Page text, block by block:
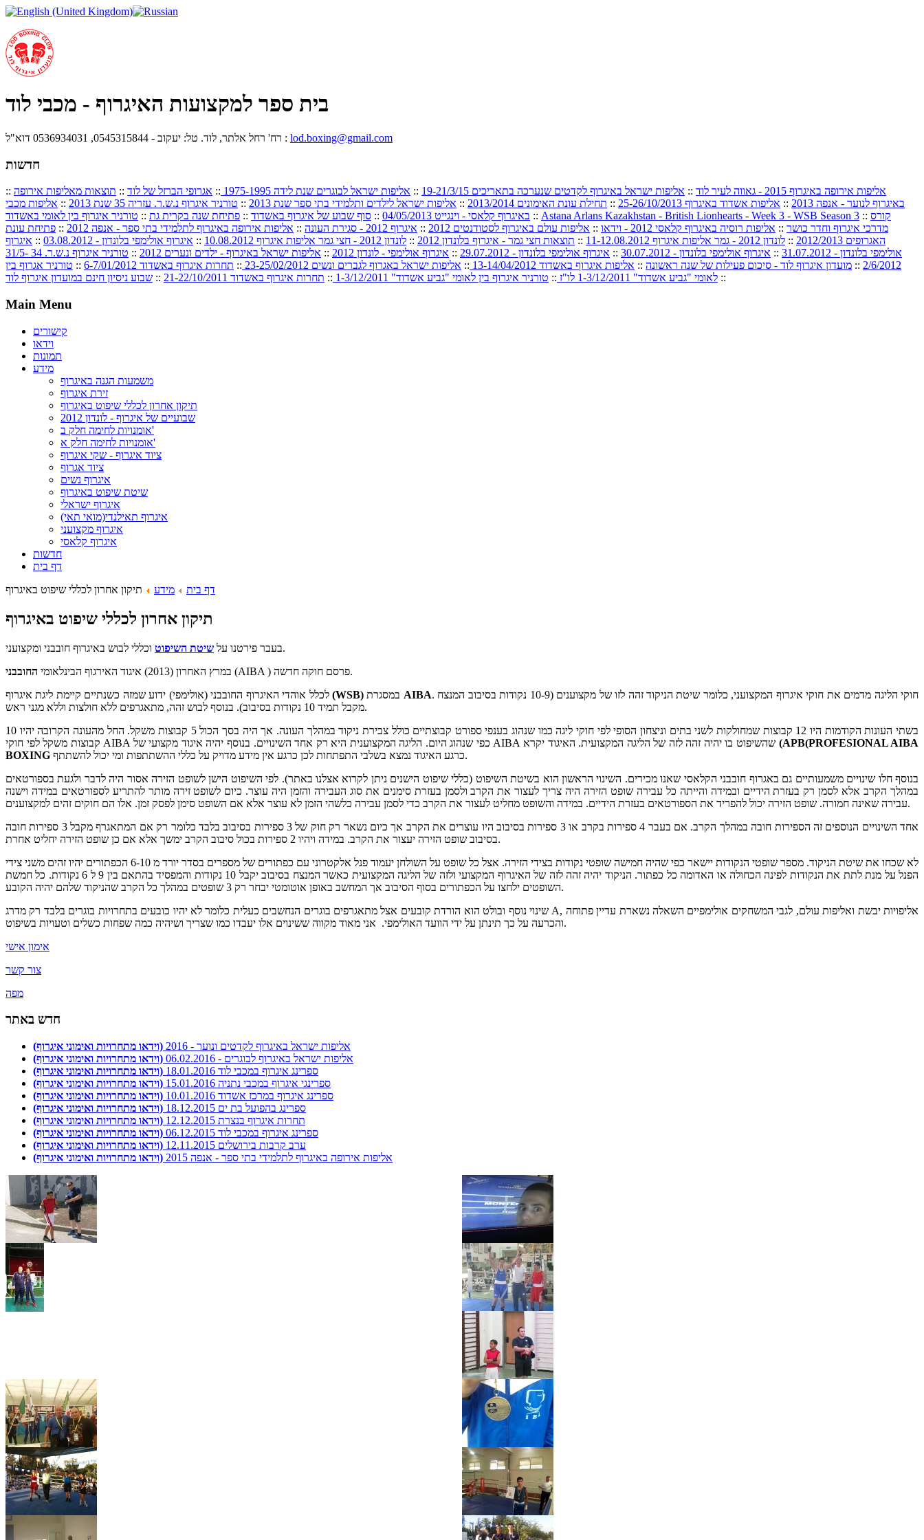
בית ספר למקצועות האיגרוף - מכבי לוד
רח' רחל אלתר, לוד. טל: יעקוב - 0545315844, 0536934031 דוא"ל : lod.boxing@gmail.com
חדשות
:: אליפות אירופה באיגרוף 2015 - גאווה לעיר לוד :: אליפות ישראל באיגרוף לקדטים שנערכה בתאריכים 19-21/3/15 :: אליפות ישראל לבוגרים שנת לידה 1975-1995 :: אגרופי הברזל של לוד :: תוצאות מאליפות אירופה
באיגרוף לנוער - אנפה 2013
:: אליפות אשדוד באיגרוף 25-26/10/2013 :: תחילת עונת האימונים 2013/2014 :: אליפות ישראל לילדים ותלמידי בתי ספר שנת 2013 :: טורניר איגרוף נ.ש.ר. עזריה 35 שנת 2013 :: אליפות מכבי
באיגרוף קלאסי - וינגייט 04/05/2013
:: סוף שבוע של איגרוף באשדוד :: פתיחת שנה בקרית גת :: טורניר איגרוף בין לאומי באשדוד :: Astana Arlans Kazakhstan - British Lionhearts - Week 3 - WSB Season 3 :: קורס
מדרכי איגרוף וחדר כושר :: אליפות רוסיה באיגרוף קלאסי 2012 - וידאו :: אליפות עולם באיגרוף לסטודנטים 2012 :: איגרוף 2012 - סגירת העונה :: אליפות אירופה באיגרוף לתלמידי בתי ספר - אנפה 2012 :: פתיחת עונת
האגרופים 2012/2013
:: לונדון 2012 - גמר אליפות איגרוף 11-12.08.2012 :: תוצאות חצי גמר - איגרוף בלונדון 2012 :: לונדון 2012 - חצי גמר אליפות איגרוף 10.08.2012 :: איגרוף אולימפי בלונדון - 03.08.2012 :: איגרוף
אולימפי בלונדון - 31.07.2012
:: איגרוף אולימפי בלונדון - 30.07.2012 :: איגרוף אולימפי בלונדון - 29.07.2012 :: איגרוף אולימפי - לונדון 2012 :: אליפות ישראל באיגרוף - ילדים ונערים 2012 ::
טורניר איגרוף נ.ש.ר. 34 31/5-
2/6/2012
:: מועדון איגרוף לוד - סיכום פעילות של שנה ראשונה :: אליפות איגרוף באשדוד 13-14/04/2012 :: אליפות ישראל באגרוף לגברים ונשים 23-25/02/2012 :: תחרות איגרוף באשדוד 6-7/01/2012 :: טורניר אגרוף בין
לאומי "גביע אשדוד" 1-3/12/2011 לו"ז
:: טורניר איגרוף בין לאומי "גביע אשדוד" 1-3/12/2011 :: תחרות איגרוף באשדוד 21-22/10/2011 :: שבוע ניסיון חינם במועדון איגרוף לוד ::
Main Menu
קישורים
וידאו
תמונות
מידע
משמעות הגנה באיגרוף
זירת איגרוף
תיקון אחרון לכללי שיפוט באיגרוף
שבועיים של איגרוף - לונדון 2012
אומנויות לחימה חלק ב'
אומנויות לחימה חלק א'
ציוד איגרוף - שקי איגרוף
ציוד אגרוף
איגרוף נשים
שיטת שיפוט באיגרוף
איגרוף ישראלי
איגרוף תאילנדי(מואי תאי)
איגרוף מקצועני
איגרוף קלאסי
חדשות
דף בית
דף בית
מידע תיקון אחרון לכללי שיפוט באיגרוף
תיקון אחרון לכללי שיפוט באיגרוף
בעבר פירטנו על שיטת השיפוט
וכללי לבוש באיגרוף חובבני ומקצועני.
במרץ האחרון (2013) איגוד האירגוף הבינלאומי
החובבני
(AIBA ) פרסם חוקה חדשה.
לכלל אוהדי האיגרוף החובבני (אולימפי) ידוע שמזה כשנתיים קיימת ליגת איגרוף (WSB) AIBA. חוקי הליגה מדמים את חוקי איגרוף המקצועני, כלומר שיטת הניקוד זהה לזו של מקצוענים (10-9 נקודות בסיבוב המנצח
מקבל תמיד 10 נקודות בסיבוב). בנוסף לבוש זהה, מתאגרפים ללא חולצות וללא מגני ראש.
בשתי העונות הקודמות היו 12 קבוצות שמחולקות לשני בתים וניצחון הסופי לפי חוקי ליגה כמו שנהוג בענפי ספורט קבוצתיים כולל צבירת ניקוד במהלך העונה. אך היה בסך הכול 5 קבוצות משקל. החל מהעונה הקרובה יהיו 10
קבוצות משקל לפי חוקי AIBA כפי שנהוג היום. הליגה המקצוענית היא רק אחד השינויים. בנוסף יהיה איגוד מקצועי של AIBA שהשיפוט בו יהיה זהה לזה של הליגה המקצועית. האיגוד יקרא (APB(PROFESIONAL AIBA
BOXING
כרגע האיגוד נמצא בשלבי התפתחות לכן כרגע אין מידע מדויק על כללי ההשתתפות ומי יכול להשתתף.
בנוסף חלו שינויים משמעותיים גם באגרוף חובבני הקלאסי שאנו מכירים. השינוי הראשון הוא בשיטת השיפוט (כללי שיפוט הישנים ניתן לקרוא אצלנו באתר). לפי השיפוט הישן לשופט הזירה אסור היה לדבר ולגעת בספורטאים
במהלך הקרב אלא לסמן רק בעזרת הידיים ובמידה והייתה כל עבירה שופט הזירה היה צריך לעצור את הקרב ולסמן בעזרת סימנים את סוג העבירה והזמן היה עוצר. כיום לשופט זירה מותר להתריע לספורטאים במידה וישנה
עבירה שאינה חמורה. שופט הזירה יכול להפריד את הספורטאים בעזרת הידיים. במידה והשופט מחליט לעצור את הקרב כדי לסמן עבירה כלשהי הזמן לא עוצר אלא אם השופט סימן לפסק זמן. אלו הם חוקים זהים למקצוענים.
אחד השינויים הנוספים זה הספירות חובה במהלך הקרב. אם בעבר 4 ספירות בקרב או 3 ספירות בסיבוב היו עוצרים את הקרב אך כיום נשאר רק חוק של 3 ספירות בסיבוב בלבד כלומר רק אם המתאגרף מקבל 3 ספירות חובה
בסיבוב שופט הזירה יעצור את הקרב. במידה ויהיו 2 ספירות בכול סיבוב הקרב ימשך אלא אם כן שופט הזירה יחליט אחרת.
לא שכחו את שיטת הניקוד. מספר שופטי הנקודות יישאר כפי שהיה חמישה שופטי נקודות בצידי הזירה. אצל כל שופט על השולחן יעמוד פנל אלקטרוני עם כפתורים של מספרים בסדר יורד מ 6-10 הכפתורים יהיו זהים משני צידי
הפנל על מנת לתת את הנקודות לפינה הכחולה או האדומה כל כפתור. הניקוד יהיה זהה לזה של האיגרוף המקצועי ולזה של הליגה המקצועית כאשר המנצח בסיבוב יקבל 10 נקודות והמפסיד בהתאם בין 9 ל 6 נקודות. כל חמשת
השופטים ילחצו על הכפתורים בסוף הסיבוב אך המחשב באופן אוטומטי יבחר רק 3 שופטים במהלך כל הקרב שהניקוד שלהם יהיה הקובע.
שינוי נוסף ובולט הוא הורדת קובעים אצל מתאגרפים בוגרים הנחשבים כעלית כלומר לא יהיו כובעים בתחרויות בוגרים בלבד רק מדרג A, אליפויות יבשת ואליפות עולם, לגבי המשחקים אולימפיים השאלה נשארת עדיין פתוחה
והכרעה על כך תינתן על ידי הוועד האולימפי. אני מאוד מקווה ששינוים אלו יעבדו כמו שצריך ושיהיה כמה שפחות כשלים וטעויות בשיפוט.
אימון אישי
צור קשר
מפה
חדש באתר
אליפות ישראל באיגרוף לקדטים ונוער - 2016
(וידאו מתחרויות ואימוני איגרוף)
אליפות ישראל באיגרוף לבוגרים - 06.02.2016
(וידאו מתחרויות ואימוני איגרוף)
ספרינג איגרוף במכבי לוד 18.01.2016
(וידאו מתחרויות ואימוני איגרוף)
ספרינגי איגרוף במכבי נתניה 15.01.2016
(וידאו מתחרויות ואימוני איגרוף)
ספרינג איגרוף במרכז אשדוד 10.01.2016
(וידאו מתחרויות ואימוני איגרוף)
ספרינג בהפועל בת ים 18.12.2015
(וידאו מתחרויות ואימוני איגרוף)
תחרות איגרוף בנצרת 12.12.2015
(וידאו מתחרויות ואימוני איגרוף)
ספרינג איגרוף במכבי לוד 06.12.2015
(וידאו מתחרויות ואימוני איגרוף)
ערב קרבות בירושלים 12.11.2015
(וידאו מתחרויות ואימוני איגרוף)
אליפות אירופה באיגרוף לתלמידי בתי ספר - אנפה 2015
(וידאו מתחרויות ואימוני איגרוף)